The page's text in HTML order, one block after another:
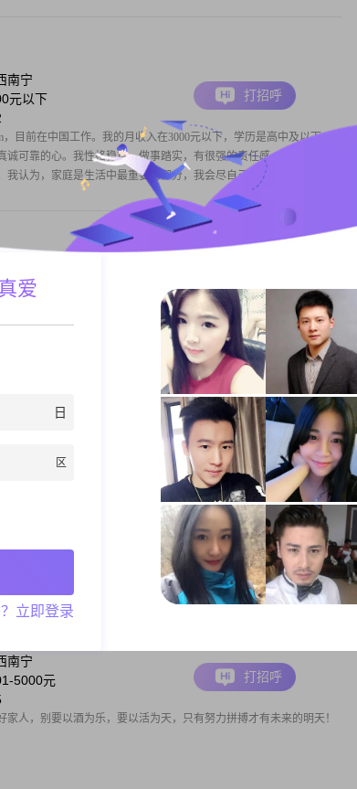
南宁
元以下
目前在中国工作。我的月收入在3000元以下，学历是高中及以下。
可靠的心。我性格稳重，做事踏实，有很强的责任感。在生活中，
我认为，家庭是生活中最重要的部分，我会尽自己最大的努力去
打招呼
12000元
目前在南宁工作，月收入在8001到12000元之间##3002##虽然我的学
态度，活在当下，对待生活充满了热情##3002##我是一个耐心包容的
时间，我喜欢手工DIY，这
打招呼
年，身高168cm。我在当地有着稳定的工作，月收入在5001到8000
习的热情，不断提升自己。我性格稳重，责任感强，对待生活和工作
创造更好的未来。在生活中，我真诚可靠，勤俭节约，不会
打招呼
南宁
5000元
人，别要以酒为乐，要以活为天，只有努力拼搏才有未来的明天！
打招呼
爱
日
区
立即登录